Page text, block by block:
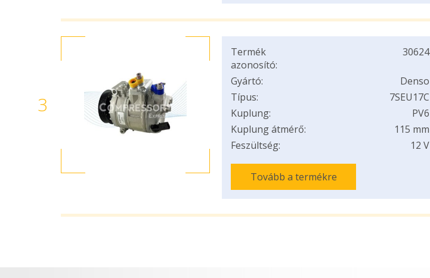
3
Termék
azonosító:
30624
Gyártó:
Denso
Típus:
7SEU17C
Kuplung:
PV6
Kuplung átmérő:
115 mm
Feszültség:
12 V
Tovább a termékre